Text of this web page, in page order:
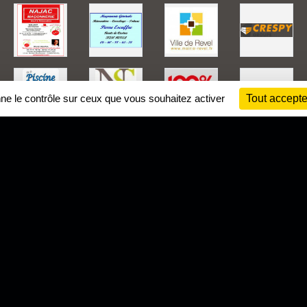
le contrôle sur ceux que vous souhaitez activer Tout